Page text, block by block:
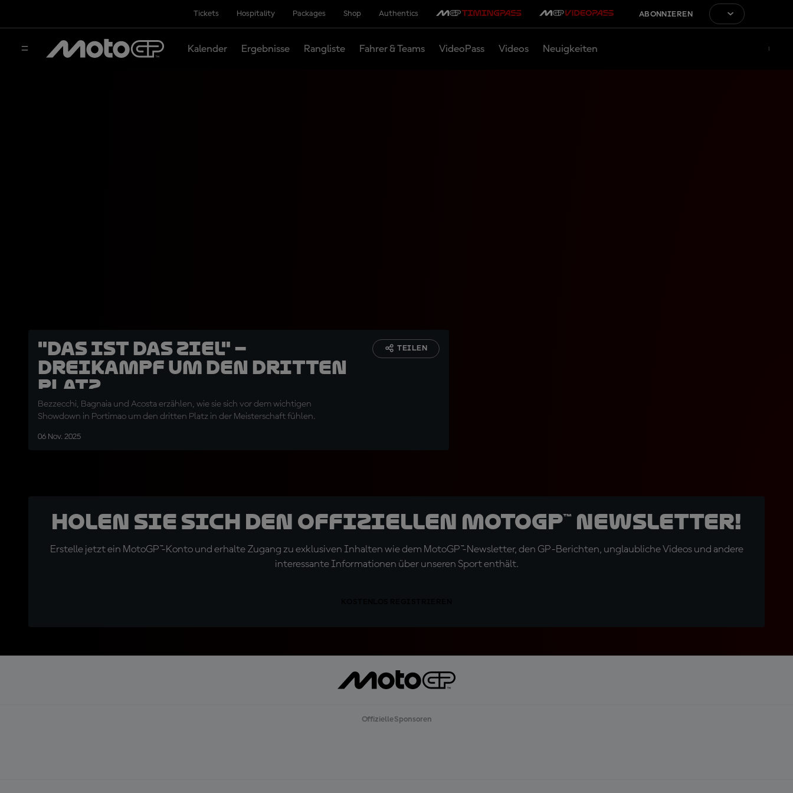
Tickets Hospitality Packages Shop Authentics ABONNIEREN
Kalender Ergebnisse Rangliste Fahrer & Teams VideoPass Videos Neuigkeiten
"Das ist das Ziel" –
Dreikampf um den dritten
Platz
Bezzecchi, Bagnaia und Acosta erzählen, wie sie sich vor dem wichtigen
Showdown in Portimao um den dritten Platz in der Meisterschaft fühlen.
06 Nov. 2025
TEILEN
Holen Sie sich den offiziellen MotoGP™ Newsletter!
Erstelle jetzt ein MotoGP™-Konto und erhalte Zugang zu exklusiven Inhalten wie dem MotoGP™-Newsletter, den GP-Berichten, unglaubliche Videos und andere
interessante Informationen über unseren Sport enthält.
Offizielle Sponsoren